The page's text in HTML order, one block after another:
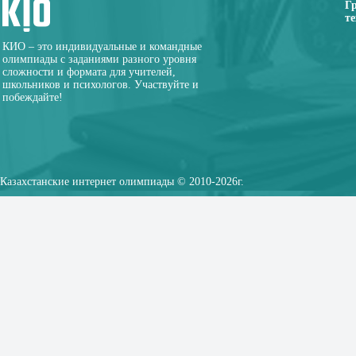
КИО – это индивидуальные и командные
олимпиады с заданиями разного уровня
сложности и формата для учителей,
школьников и психологов. Участвуйте и
побеждайте!
Казахстанские интернет олимпиады © 2010-2026г.